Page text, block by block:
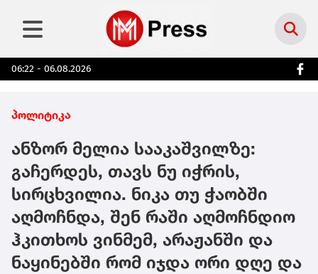
06:22 - 06.08.2026
პოლიტიკა
ანზორ მელია სააკაშვილზე:
გაჩერდეს, თავს ნუ იჭრის,
სირცხვილია. ნიკა თუ ჭაობში
აღმოჩნდა, შენ რაში აღმოჩნდიო
ჰკითხოს ვინმემ, არაჟანში და
ნაყინებში რომ იჯდა ორი დღე და